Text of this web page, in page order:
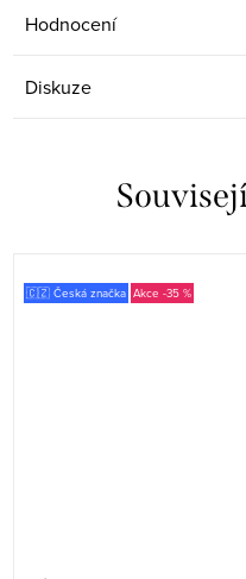
Hodnocení
Diskuze
🇨🇿 Česká značka -35 %